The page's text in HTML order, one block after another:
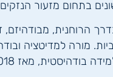
בתחום מזעור
הרוחנית, מבודהיזם,
בודהיסטית, מאז 2018.